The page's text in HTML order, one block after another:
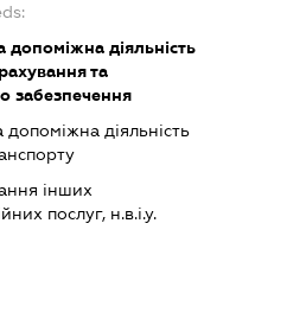
допоміжна діяльність
та
забезпечення
діяльність
інших
послуг, н.в.і.у.